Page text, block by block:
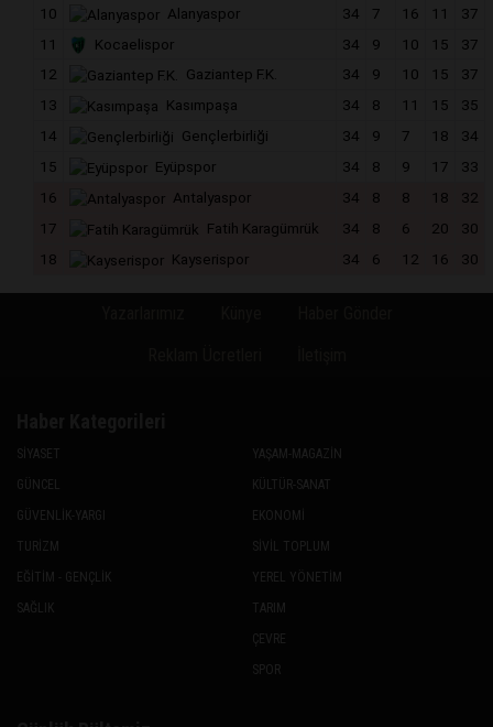
10
Alanyaspor 34 7 16 11
37
11
Kocaelispor 34 9 10 15
37
12
Gaziantep F.K. 34 9 10 15
37
13
Kasımpaşa 34 8 11 15
35
14
Gençlerbirliği 34 9 7 18
34
15
Eyüpspor 34 8 9 17
33
16
Antalyaspor 34 8 8 18
32
17
Fatih Karagümrük 34 8 6 20
30
18
Kayserispor 34 6 12 16 30
SİYASET
GÜNCEL
GÜVENLİK-YARGI
TURİZM
EĞİTİM - GENÇLİK
SAĞLIK
YAŞAM-MAGAZİN
KÜLTÜR-SANAT
EKONOMİ
SİVİL TOPLUM
YEREL YÖNETİM
TARIM
ÇEVRE
SPOR